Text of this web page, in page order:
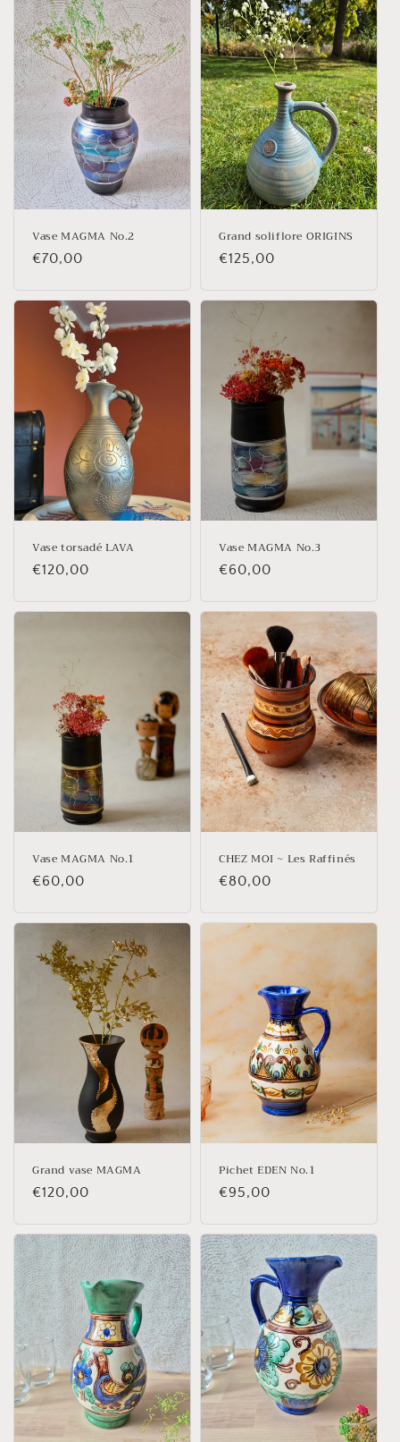
Vase MAGMA No.2
Prix
€70,00
Grand soliflore ORIGINS
Prix
€125,00
Vase torsadé LAVA
Prix
€120,00
Vase MAGMA No.3
Prix
€60,00
Vase MAGMA No.1
Prix
€60,00
CHEZ MOI ~ Les Raffinés
Prix
€80,00
Grand vase MAGMA
Prix
€120,00
Pichet EDEN No.1
Prix
€95,00